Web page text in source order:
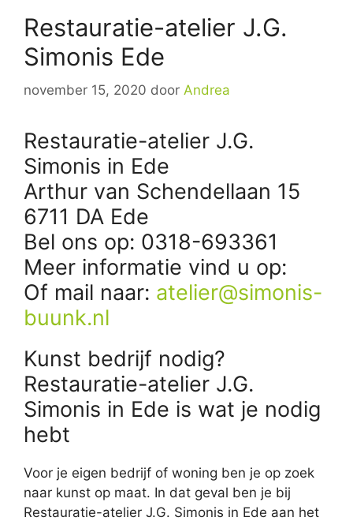
Restauratie-atelier J.G.
Simonis Ede
november 15, 2020 door Andrea
Restauratie-atelier J.G.
Simonis in Ede
Arthur van Schendellaan 15
6711 DA Ede
Bel ons op: 0318-693361
Meer informatie vind u op:
Of mail naar: atelier@simonis-
buunk.nl
Kunst bedrijf nodig?
Restauratie-atelier J.G.
Simonis in Ede is wat je nodig
hebt
Voor je eigen bedrijf of woning ben je op zoek
naar kunst op maat. In dat geval ben je bij
Restauratie-atelier J.G. Simonis in Ede aan het